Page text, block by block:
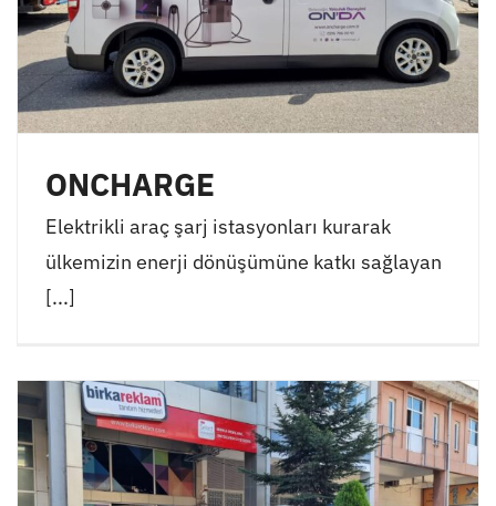
ONCHARGE
Elektrikli araç şarj istasyonları kurarak
ülkemizin enerji dönüşümüne katkı sağlayan
[...]